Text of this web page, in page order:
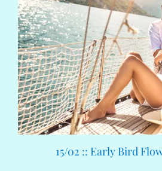
15/02 :: Early Bird